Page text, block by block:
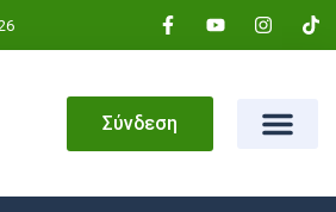
Σύνδεση